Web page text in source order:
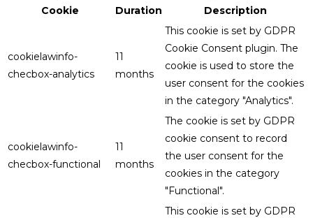
Cookie
Duration Description
cookielawinfo-
checbox-analytics
11
months
This cookie is set by GDPR
Cookie Consent plugin. The
cookie is used to store the
user consent for the cookies
in the category "Analytics".
cookielawinfo-
checbox-functional
11
months
The cookie is set by GDPR
cookie consent to record
the user consent for the
cookies in the category
"Functional".
This cookie is set by GDPR